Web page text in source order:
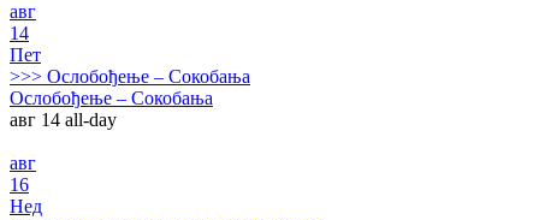
авг
14
Пет
>>> Ослобођење – Сокобања
Ослобођење – Сокобања
авг 14 all-day
авг
16
Нед